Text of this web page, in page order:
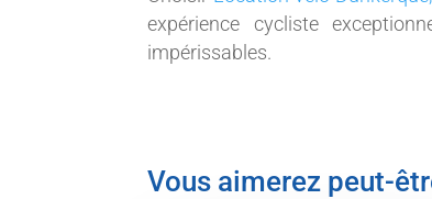
expérience cycliste
impérissables.
Vous aimerez peut-